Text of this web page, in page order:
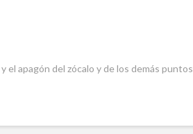
el apagón del zócalo y de los demás puntos